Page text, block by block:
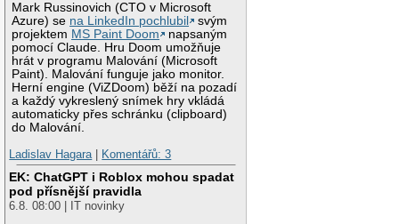
Mark Russinovich (CTO v Microsoft
Azure) se na LinkedIn pochlubil
svým
projektem MS Paint Doom
napsaným
pomocí Claude. Hru Doom umožňuje
hrát v programu Malování (Microsoft
Paint). Malování funguje jako monitor.
Herní engine (ViZDoom) běží na pozadí
a každý vykreslený snímek hry vkládá
automaticky přes schránku (clipboard)
do Malování.
Ladislav Hagara
Komentářů: 3
EK: ChatGPT i Roblox mohou spadat
pod přísnější pravidla
6.8. 08:00 | IT novinky